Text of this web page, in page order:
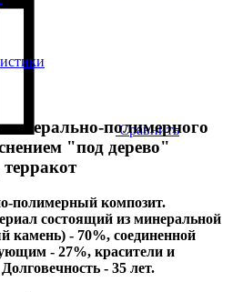
Сравнить
полимерного
"под дерево"
полимерный композит.
состоящий из минеральной
камень) - 70%, соединенной
- 27%, красители и
- 35 лет.